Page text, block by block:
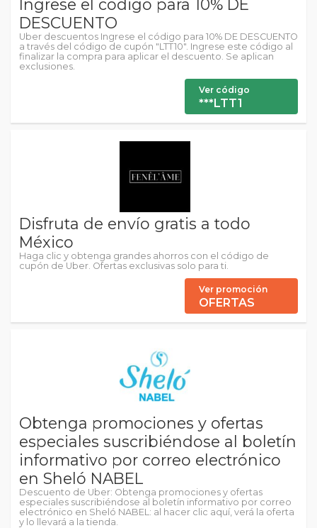
Ingrese el código para 10% DE
DESCUENTO
Uber descuentos Ingrese el código para 10% DE DESCUENTO
a través del código de cupón "LTT10". Ingrese este código al
finalizar la compra para aplicar el descuento. Se aplican
exclusiones.
Ver código
***LTT1
Disfruta de envío gratis a todo
México
Haga clic y obtenga grandes ahorros con el código de
cupón de Uber. Ofertas exclusivas solo para ti.
Ver promoción
OFERTAS
Obtenga promociones y ofertas
especiales suscribiéndose al boletín
informativo por correo electrónico
en Sheló NABEL
Descuento de Uber: Obtenga promociones y ofertas
especiales suscribiéndose al boletín informativo por correo
electrónico en Sheló NABEL: al hacer clic aquí, verá la oferta
y lo llevará a la tienda.